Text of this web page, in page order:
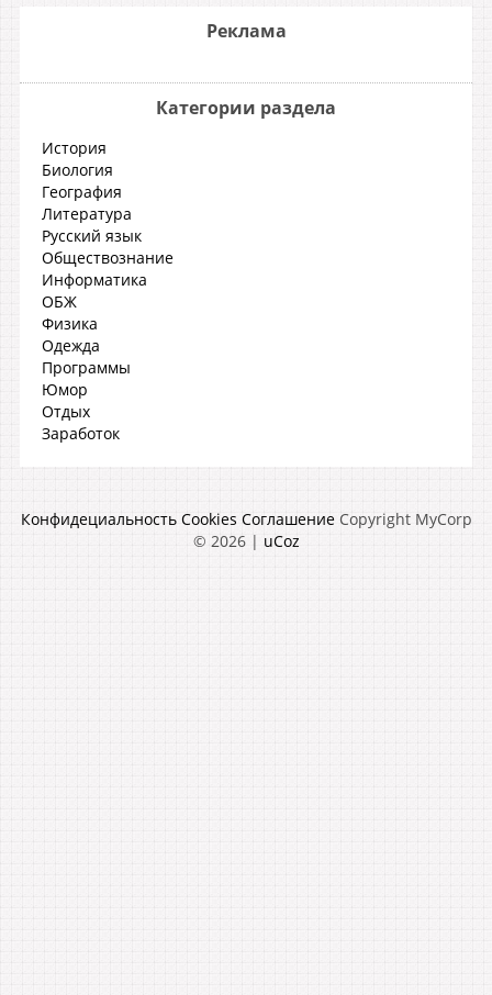
Реклама
Категории раздела
История
Биология
География
Литература
Русский язык
Обществознание
Информатика
ОБЖ
Физика
Одежда
Программы
Юмор
Отдых
Заработок
Конфидециальность Cookies Соглашение Copyright MyCorp
© 2026| uCoz